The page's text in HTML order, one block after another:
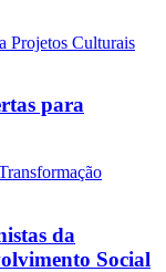
para
da
Social